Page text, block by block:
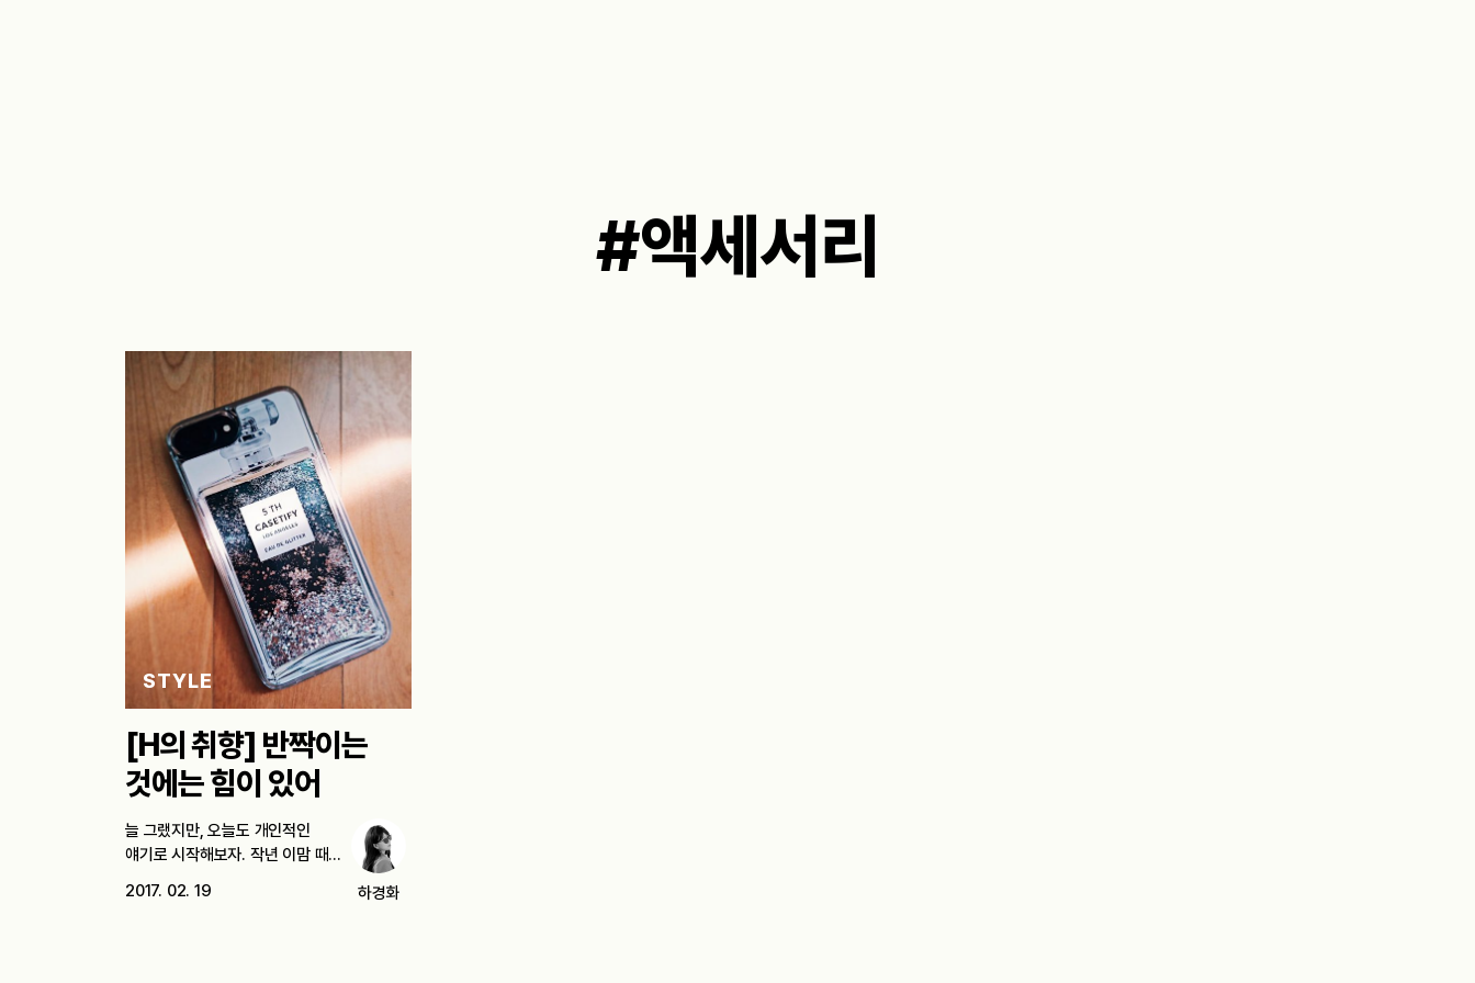
#액세서리
STYLE
[H의 취향] 반짝이는
것에는 힘이 있어
늘 그랬지만, 오늘도 개인적인
얘기로 시작해보자. 작년 이맘 때의
2017. 02. 19 하경화